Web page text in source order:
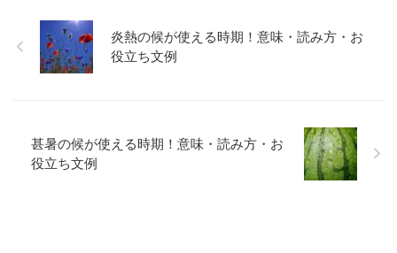
炎熱の候が使える時期！意味・読み方・お
役立ち文例
甚暑の候が使える時期！意味・読み方・お
役立ち文例